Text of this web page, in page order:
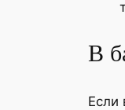
В
Если